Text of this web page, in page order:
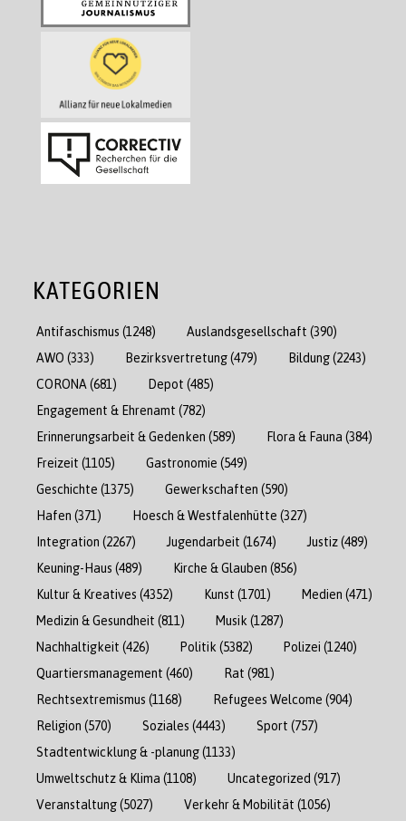
KATEGORIEN
Antifaschismus (1248) Auslandsgesellschaft (390)
AWO (333) Bezirksvertretung(479) Bildung(2243)
CORONA (681) Depot (485)
Engagement & Ehrenamt (782)
Erinnerungsarbeit & Gedenken (589) Flora & Fauna (384)
Freizeit (1105) Gastronomie (549)
Geschichte (1375) Gewerkschaften (590)
Hafen (371) Hoesch & Westfalenhütte (327)
Integration (2267) Jugendarbeit (1674) Justiz(489)
Keuning-Haus (489) Kirche & Glauben (856)
Kultur & Kreatives (4352) Kunst (1701) Medien (471)
Medizin & Gesundheit (811) Musik (1287)
Nachhaltigkeit (426) Politik (5382) Polizei (1240)
Quartiersmanagement (460) Rat (981)
Rechtsextremismus (1168) Refugees Welcome (904)
Religion (570) Soziales (4443) Sport (757)
Stadtentwicklung & -planung(1133)
Umweltschutz & Klima (1108) Uncategorized (917)
Veranstaltung(5027) Verkehr & Mobilität (1056)